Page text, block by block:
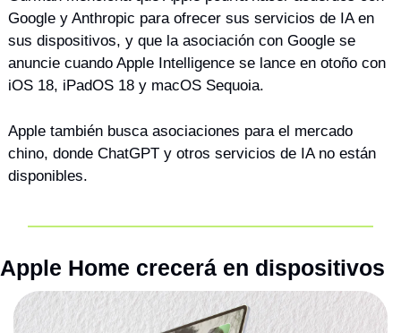
Google y Anthropic para ofrecer sus servicios de IA en
sus dispositivos, y que la asociación con Google se
anuncie cuando Apple Intelligence se lance en otoño con
iOS 18, iPadOS 18 y macOS Sequoia.
Apple también busca asociaciones para el mercado
chino, donde ChatGPT y otros servicios de IA no están
disponibles.
Apple Home crecerá en dispositivos